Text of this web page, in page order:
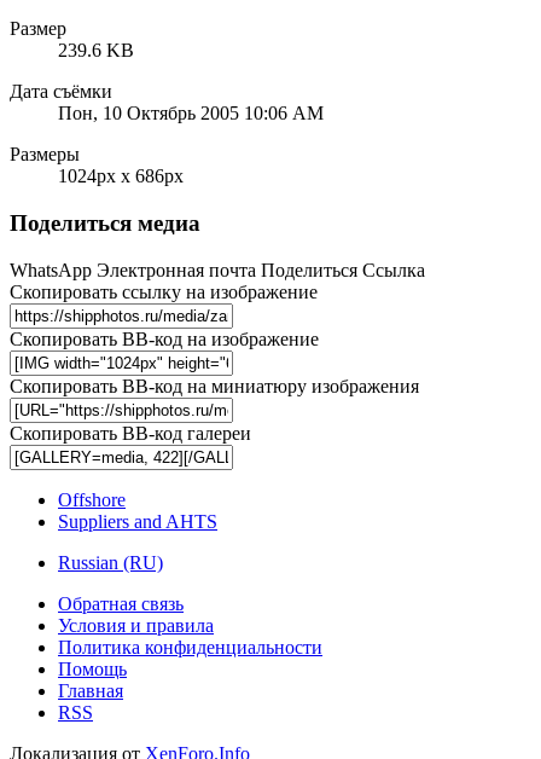
Размер
239.6 KB
Дата съёмки
Пон, 10 Октябрь 2005 10:06 AM
Размеры
1024px x 686px
Поделиться медиа
WhatsApp Электронная почта Поделиться Ссылка
Скопировать ссылку на изображение
Скопировать BB-код на изображение
Скопировать BB-код на миниатюру изображения
Скопировать BB-код галереи
Offshore
Suppliers and AHTS
Russian (RU)
Обратная связь
Условия и правила
Политика конфиденциальности
Помощь
Главная
RSS
Локализация от XenForo.Info